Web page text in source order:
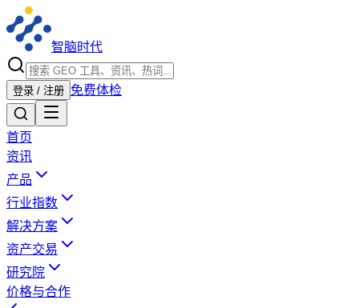
智脑时代
登录 / 注册 免费体检
首页
资讯
产品
行业指数
解决方案
资产交易
研究院
价格与合作